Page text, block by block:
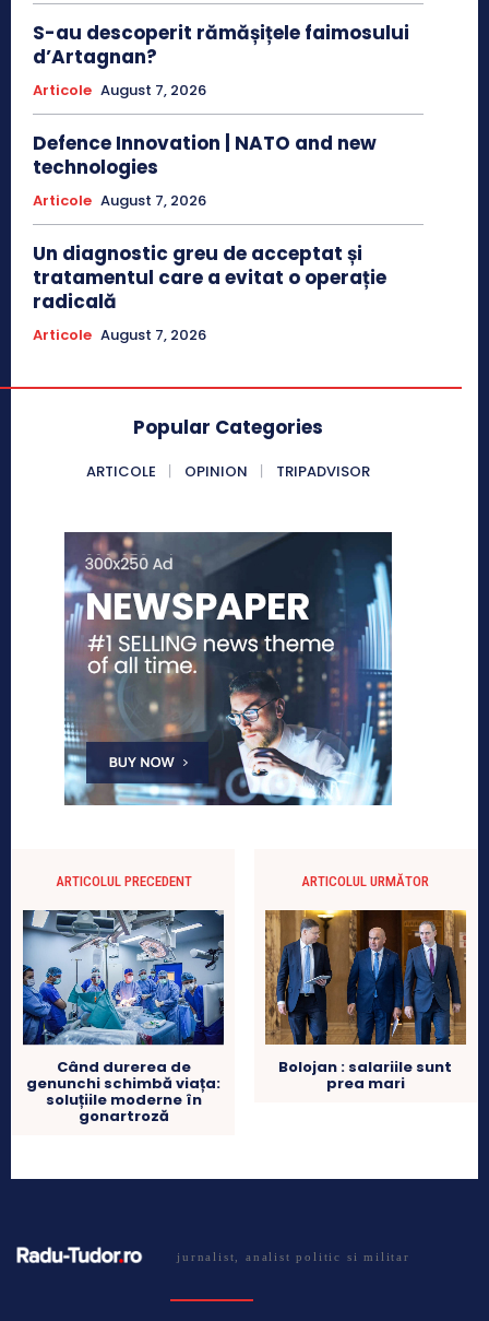
S-au descoperit rămășițele faimosului
d’Artagnan?
Articole August 7, 2026
Defence Innovation | NATO and new
technologies
Articole August 7, 2026
Un diagnostic greu de acceptat și
tratamentul care a evitat o operație
radicală
Articole August 7, 2026
Popular Categories
ARTICOLE OPINION TRIPADVISOR
ARTICOLUL PRECEDENT
Când durerea de
genunchi schimbă viața:
soluțiile moderne în
gonartroză
ARTICOLUL URMĂTOR
Bolojan : salariile sunt
prea mari
jurnalist, analist politic si militar